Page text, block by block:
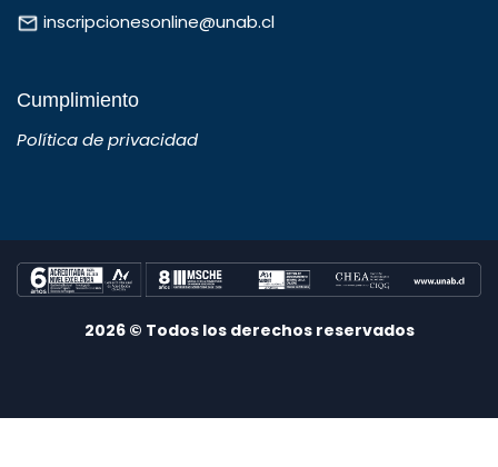
inscripcionesonline@unab.cl
Cumplimiento
Política de privacidad
2026 © Todos los derechos reservados